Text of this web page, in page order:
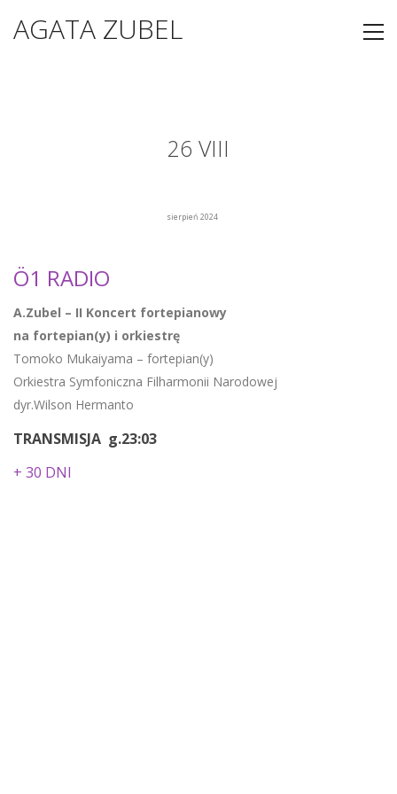
AGATA ZUBEL
26 VIII
sierpień 2024
Ö1 RADIO
A.Zubel – II Koncert fortepianowy
na fortepian(y) i orkiestrę
Tomoko Mukaiyama – fortepian(y)
Orkiestra Symfoniczna Filharmonii Narodowej
dyr.Wilson Hermanto
TRANSMISJA g.23:03
+ 30 DNI